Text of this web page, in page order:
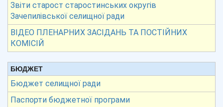
Звіти старост старостинських округів
Зачепилівської селищної ради
ВІДЕО ПЛЕНАРНИХ ЗАСІДАНЬ ТА ПОСТІЙНИХ
КОМІСІЙ
БЮДЖЕТ
Бюджет селищної ради
Паспорти бюджетної програми